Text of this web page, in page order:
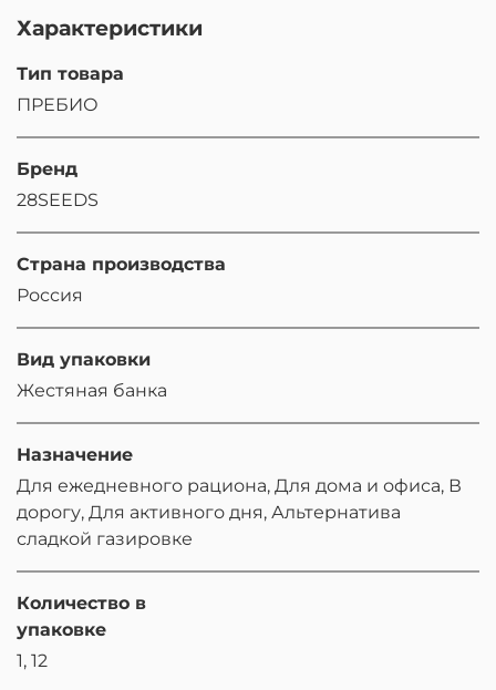
Характеристики
Тип товара
ПРЕБИО
Бренд
28SEEDS
Страна производства
Россия
Вид упаковки
Жестяная банка
Назначение
Для ежедневного рациона, Для дома и офиса, В
дорогу, Для активного дня, Альтернатива
сладкой газировке
Количество в
упаковке
1, 12